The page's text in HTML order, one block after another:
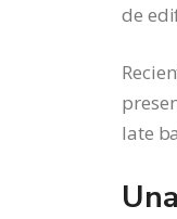
de
late